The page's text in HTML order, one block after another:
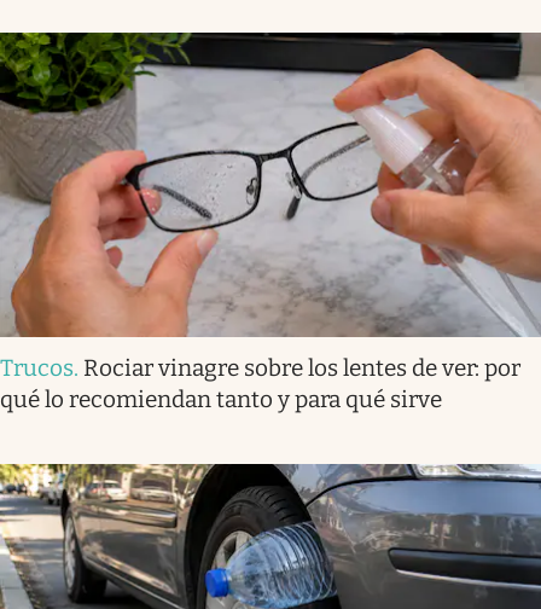
Trucos. Rociar vinagre sobre los lentes de ver: por
qué lo recomiendan tanto y para qué sirve